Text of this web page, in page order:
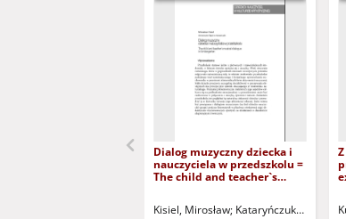
Dialog muzyczny dziecka i
nauczyciela w przedszkolu =
The child and teacher`s
Kisiel, Mirosław Kataryńczuk-Mania,